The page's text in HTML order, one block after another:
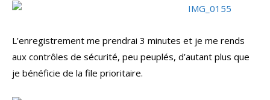
L’enregistrement me prendrai 3 minutes et je me rends
aux contrôles de sécurité, peu peuplés, d’autant plus que
je bénéficie de la file prioritaire.